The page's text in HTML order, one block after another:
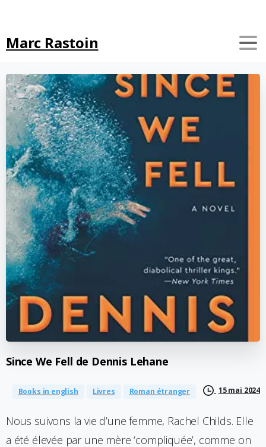
Marc Rastoin
Since We Fell de Dennis Lehane
Books in english Livres Roman étranger 15 mai 2024
Nous suivons la vie d’une femme, Rachel Childs. Elle
a été élevée par une mère ‘compliquée’, comme on